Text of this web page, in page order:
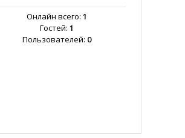
Онлайн всего: 1
Гостей: 1
Пользователей: 0